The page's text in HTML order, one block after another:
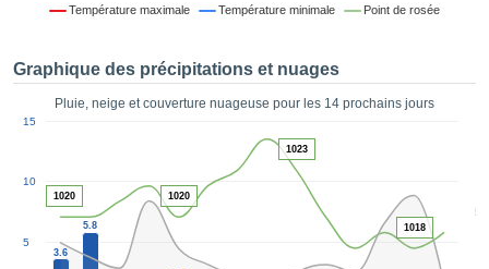
par le
CONTINUER
PARAMÈTRES
Température maximale Température minimale Point de rosée
Graphique des précipitations et nuages
Pluie, neige et couverture nuageuse pour les 14 prochains jours
50
5
10
15
3.6
5.8
1020 1020
1023
1018